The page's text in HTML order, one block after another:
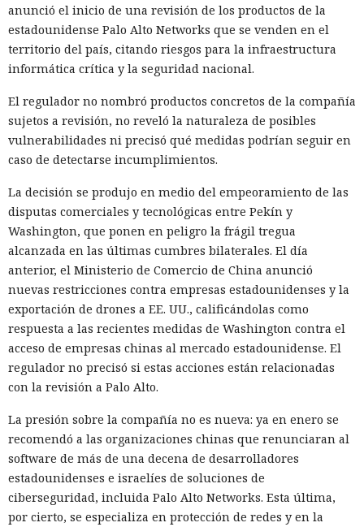
anunció el inicio de una revisión de los productos de la
estadounidense Palo Alto Networks que se venden en el
territorio del país, citando riesgos para la infraestructura
informática crítica y la seguridad nacional.
El regulador no nombró productos concretos de la compañía
sujetos a revisión, no reveló la naturaleza de posibles
vulnerabilidades ni precisó qué medidas podrían seguir en
caso de detectarse incumplimientos.
La decisión se produjo en medio del empeoramiento de las
disputas comerciales y tecnológicas entre Pekín y
Washington, que ponen en peligro la frágil tregua
alcanzada en las últimas cumbres bilaterales. El día
anterior, el Ministerio de Comercio de China anunció
nuevas restricciones contra empresas estadounidenses y la
exportación de drones a EE. UU., calificándolas como
respuesta a las recientes medidas de Washington contra el
acceso de empresas chinas al mercado estadounidense. El
regulador no precisó si estas acciones están relacionadas
con la revisión a Palo Alto.
La presión sobre la compañía no es nueva: ya en enero se
recomendó a las organizaciones chinas que renunciaran al
software de más de una decena de desarrolladores
estadounidenses e israelíes de soluciones de
ciberseguridad, incluida Palo Alto Networks. Esta última,
por cierto, se especializa en protección de redes y en la